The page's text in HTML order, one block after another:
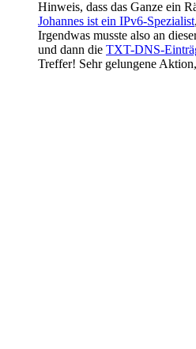
Hinweis, dass das Ganze ein
Johannes ist ein IPv6-Spezialist
Irgendwas musste also an
und dann die TXT-DNS-
Treffer! Sehr gelungene